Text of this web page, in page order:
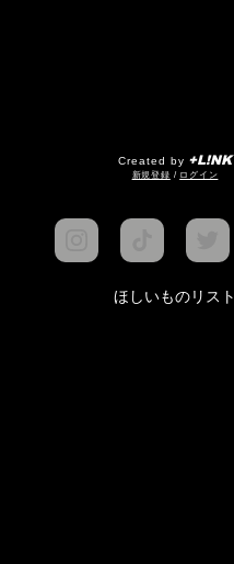
Created by +L!NK
​新規登録 / ログイン
ほしいものリスト